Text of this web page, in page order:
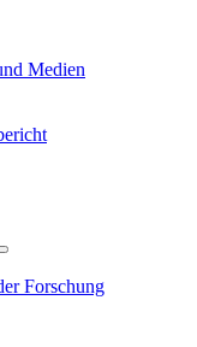
Medien
Forschung